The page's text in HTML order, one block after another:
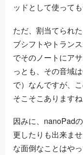
ッドとして使って
ただ、割当てられ
ブシフトやトラン
でそのノートにア
っとも、その音域
で）なんですが、
そこそこありますね
因みに、nanoPad
更したりも出来ま
な面倒なことはや